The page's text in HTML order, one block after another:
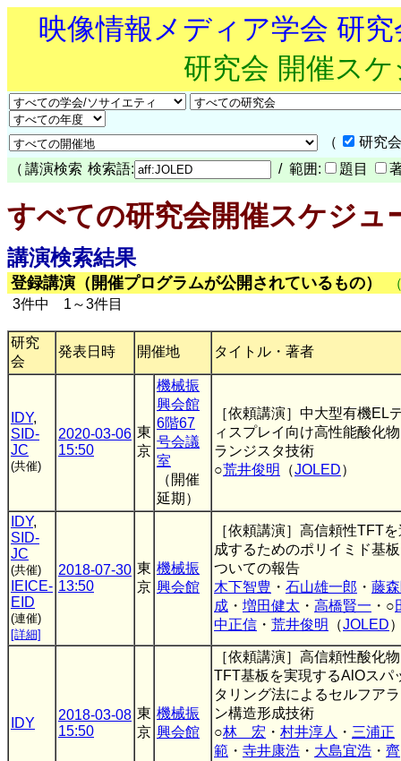
映像情報メディア学会 研
研究会 開催ス
（
研究
（ 講演検索 検索語: / 範囲: 題目
すべての研究会開催スケジュ
講演検索結果
登録講演（開催プログラムが公開されているもの）
3件中 1～3件目
研究
会
発表日時 開催地 タイトル・著者
IDY,
SID-
JC
(共催)
2020-03-06
15:50
東
京
機械振
興会館
6階67
号会議
室
（開催
延期）
［依頼講演］中大型有機EL
ィスプレイ向け高性能酸化
ランジスタ技術
○荒井俊明 （JOLED）
IDY,
SID-
JC
(共催)
IEICE-
EID
(連催)
[詳細]
2018-07-30
13:50
東
京
機械振
興会館
［依頼講演］高信頼性TFT
成するためのポリイミド基
ついての報告
木下智豊 ・ 石山雄一郎 ・ 藤
成 ・ 増田健太 ・ 高橋賢一 ・○
中正信 ・ 荒井俊明 （JOLED
IDY
2018-03-08
15:50
東
京
機械振
興会館
［依頼講演］高信頼性酸化物
TFT基板を実現するAlOスパ
タリング法によるセルフア
ン構造形成技術
○林 宏 ・ 村井淳人 ・ 三浦正
範 ・ 寺井康浩 ・ 大島宜浩 ・ 齊